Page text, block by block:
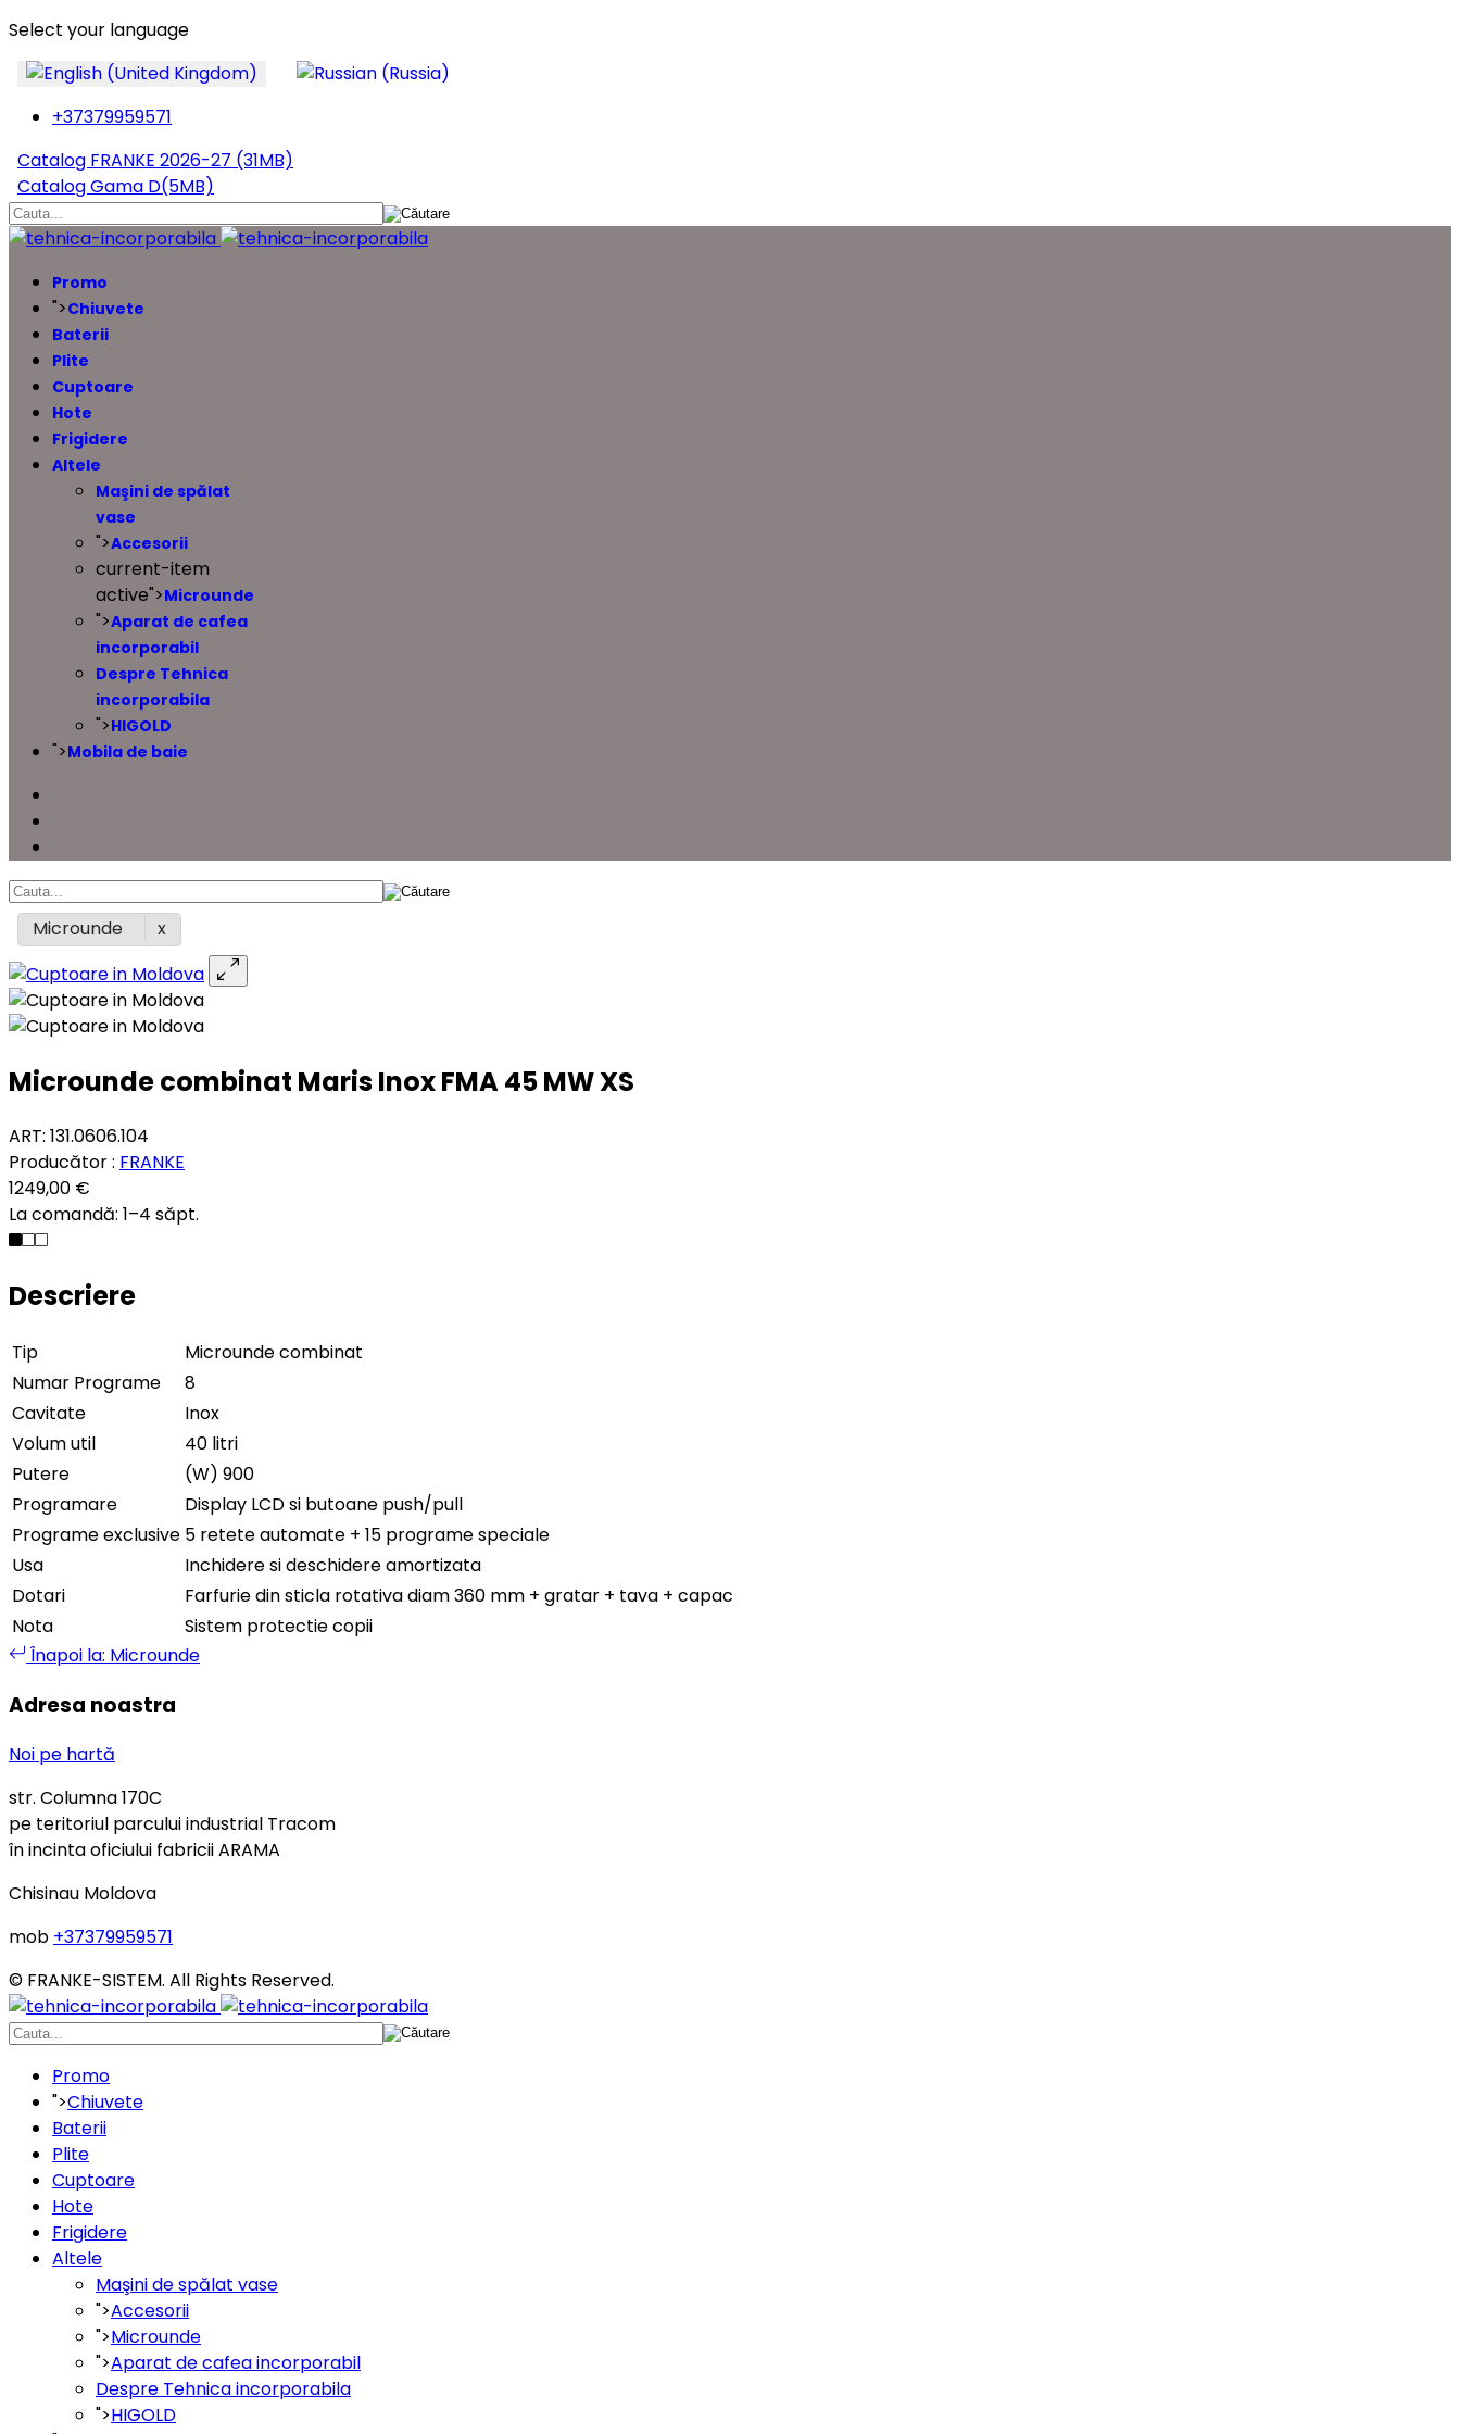
Select your language
+37379959571
Catalog FRANKE 2026-27 (31MB)
Catalog Gama D(5MB)
Promo
">Chiuvete
Baterii
Plite
Cuptoare
Hote
Frigidere
Altele
Maşini de spălat
vase
">Accesorii
current-item
active">Microunde
">Aparat de cafea
incorporabil
Despre Tehnica
incorporabila
">HIGOLD
">Mobila de baie
Microunde
Microunde combinat Maris Inox FMA 45 MW XS
ART: 131.0606.104
Producător : FRANKE
1249,00 €
La comandă: 1–4 săpt.
Descriere
Tip
Microunde combinat
Numar Programe
8
Cavitate
Inox
Volum util
40 litri
Putere
(W) 900
Programare
Display LCD si butoane push/pull
Programe exclusive 5 retete automate + 15 programe speciale
Usa
Inchidere si deschidere amortizata
Dotari
Farfurie din sticla rotativa diam 360 mm + gratar + tava + capac
Nota
Sistem protectie copii
Înapoi la: Microunde
Adresa noastra
Noi pe hartă
str. Columna 170C
pe teritoriul parcului industrial Tracom
în incinta oficiului fabricii ARAMA
Chisinau Moldova
mob +37379959571
© FRANKE-SISTEM. All Rights Reserved.
Promo
">Chiuvete
Baterii
Plite
Cuptoare
Hote
Frigidere
Altele
Maşini de spălat vase
">Accesorii
">Microunde
">Aparat de cafea incorporabil
Despre Tehnica incorporabila
">HIGOLD